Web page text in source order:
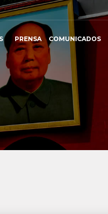
PRENSA COMUNICADOS